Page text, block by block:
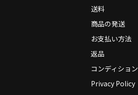
送料
商品の発送
お支払い方法
返品
コンディション
Privacy Policy